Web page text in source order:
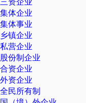
集体企业
集体事业
乡镇企业
私营企业
股份制企业
合资企业
外资企业
全民所有制